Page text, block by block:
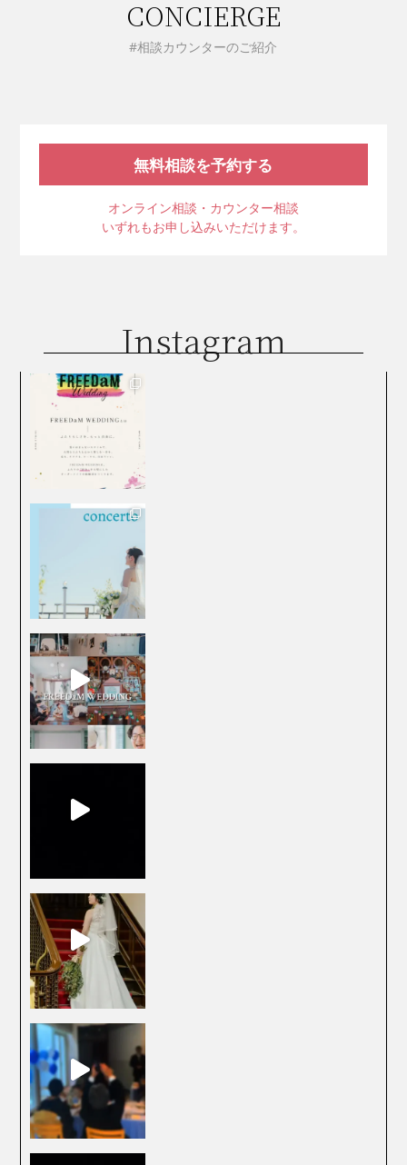
CONCIERGE
#相談カウンターのご紹介
無料相談を予約する
オンライン相談・カウンター相談
いずれもお申し込みいただけます。
Instagram